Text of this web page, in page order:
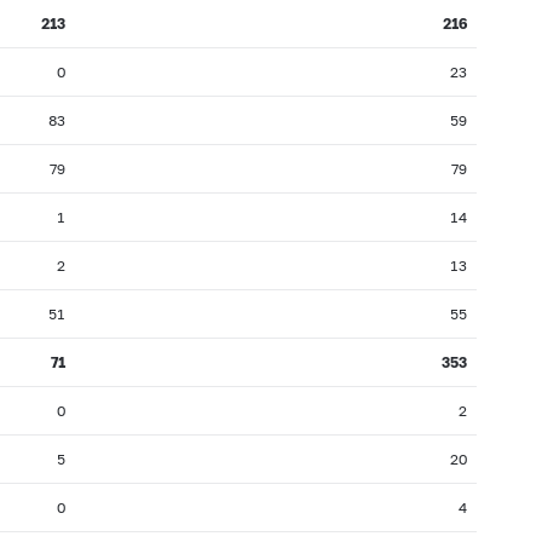
213 216
0 23
83 59
79 79
1 14
2 13
51 55
71 353
0 2
5 20
0 4